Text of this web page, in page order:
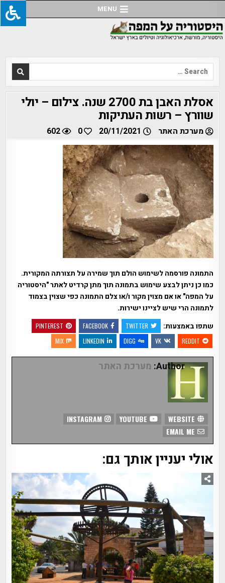
to
content
MENU
Search
for:
אסלת האבן בת 2700 שנה. צילום – יולי
שוורץ – רשות העתיקות
מערכת האתר 0
602
התמונה פורסמה לשימוש הולם תוך שמירה על תצורתה המקורית.
כמו כן ניתן לבצע שימוש בתמונה תוך מתן קרדיט לאתר "היסטוריה
על המפה" או אם מצוין מקור ו/או צלם התמונה כפי שצוין בצמוד
לתמונה הרי שיש לציינו ישירות.
שתפו באמצעות:
TWITTER
FACEBOOK
PINTEREST
REDDIT
VK
DIGG
LINKEDIN
MIX
Author: מערכת האתר
INSTAGRAM
אולי יעניין אותך גם: